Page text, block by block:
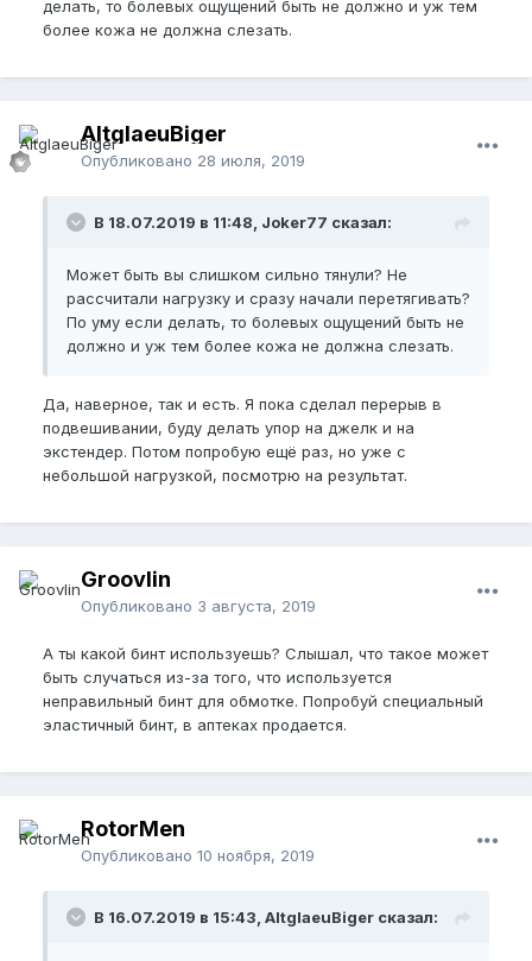
делать, то болевых ощущений быть не должно и уж тем
более кожа не должна слезать.
AltglaeuBiger
Опубликовано 28 июля, 2019
В 18.07.2019 в 11:48, Joker77 сказал:
Может быть вы слишком сильно тянули? Не
рассчитали нагрузку и сразу начали перетягивать?
По уму если делать, то болевых ощущений быть не
должно и уж тем более кожа не должна слезать.
Да, наверное, так и есть. Я пока сделал перерыв в
подвешивании, буду делать упор на джелк и на
экстендер. Потом попробую ещё раз, но уже с
небольшой нагрузкой, посмотрю на результат.
Groovlin
Опубликовано 3 августа, 2019
А ты какой бинт используешь? Слышал, что такое может
быть случаться из-за того, что используется
неправильный бинт для обмотке. Попробуй специальный
эластичный бинт, в аптеках продается.
RotorMen
Опубликовано 10 ноября, 2019
В 16.07.2019 в 15:43, AltglaeuBiger сказал: